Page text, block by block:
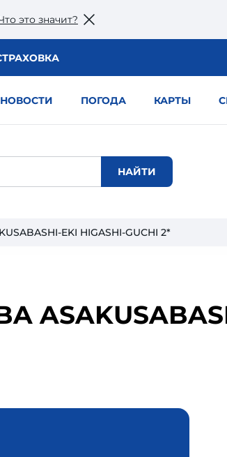
это значит?
НОВОСТИ ПОГОДА КАРТЫ
EKI HIGASHI-GUCHI 2*